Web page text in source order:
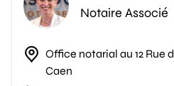
Notaire Associé
Office notarial au 12 Rue
Caen